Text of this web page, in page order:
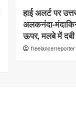
हाई अलर्ट पर
अलकनंदा-
ऊपर, मलबे में
freelancerreporter